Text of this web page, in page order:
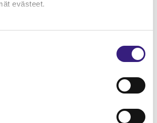
evästeet.